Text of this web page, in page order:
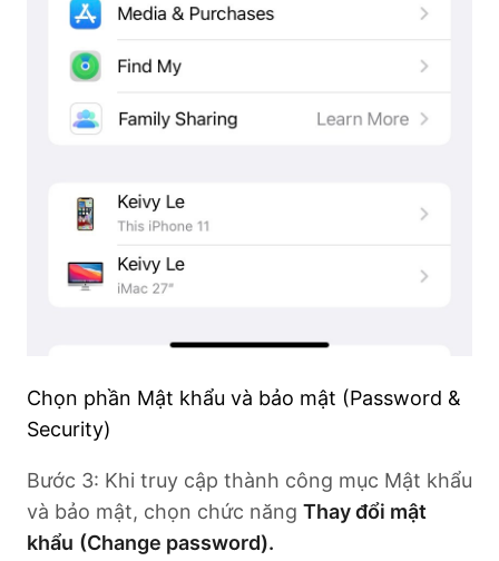
Chọn phần Mật khẩu và bảo mật (Password &
Security)
Bước 3: Khi truy cập thành công mục Mật khẩu
và bảo mật, chọn chức năng Thay đổi mật
khẩu (Change password).